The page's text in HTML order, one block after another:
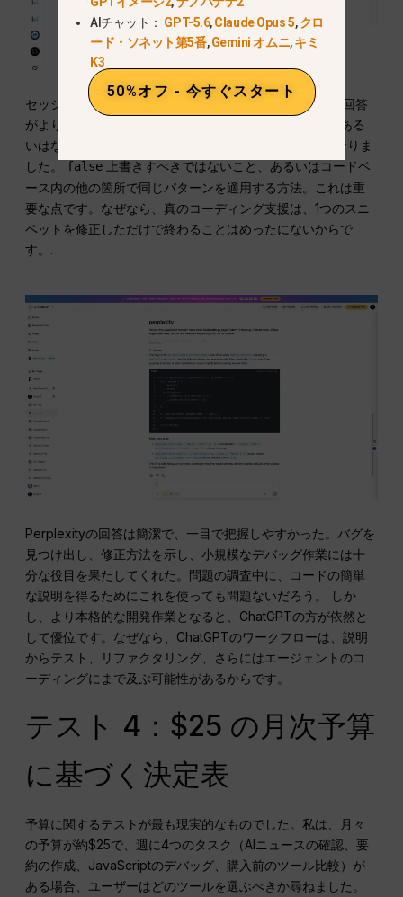
セッションが続いていると想像してみると、ChatGPTの回答
がより納得のいくものになりました。テストについて、ある
いはなぜ……といった点について、さらに質問しやすくなりま
した。 false 上書きすべきではないこと、あるいはコードベ
ース内の他の箇所で同じパターンを適用する方法。これは重
要な点です。なぜなら、真のコーディング支援は、1つのスニ
ペットを修正しただけで終わることはめったにないからで
す。.
Perplexityの回答は簡潔で、一目で把握しやすかった。バグを
見つけ出し、修正方法を示し、小規模なデバッグ作業には十
分な役目を果たしてくれた。問題の調査中に、コードの簡単
な説明を得るためにこれを使っても問題ないだろう。 しか
し、より本格的な開発作業となると、ChatGPTの方が依然と
して優位です。なぜなら、ChatGPTのワークフローは、説明
からテスト、リファクタリング、さらにはエージェントのコ
ーディングにまで及ぶ可能性があるからです。.
テスト 4：$25 の月次予算
に基づく決定表
予算に関するテストが最も現実的なものでした。私は、月々
の予算が約$25で、週に4つのタスク（AIニュースの確認、要
約の作成、JavaScriptのデバッグ、購入前のツール比較）が
ある場合、ユーザーはどのツールを選ぶべきか尋ねました。
AIチャット： GPT-5.6,Claude Opus 5,クロ
ード・ソネット第5番,Gemini オムニ,キミ
K3
50%オフ - 今すぐスタート